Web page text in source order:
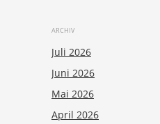
ARCHIV
Juli 2026
Juni 2026
Mai 2026
April 2026